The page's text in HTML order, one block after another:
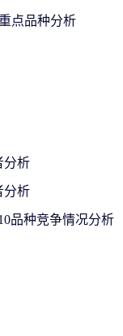
点品种分析
分析
分析
品种竞争情况分析